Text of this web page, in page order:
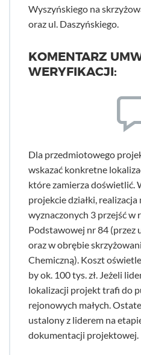
Wyszyńskiego na
oraz ul. Daszyńskiego.
KOMENTARZ
WERYFIKACJI:
Dla przedmiotowego
wskazać konkretne
które zamierza doświetlić.
projekcie działki,
wyznaczonych 3 przejść w
Podstawowej nr 84 (przez
oraz w obrębie
Chemiczną). Koszt
by ok. 100 tys. zł. Jeżeli
lokalizacji projekt trafi do
rejonowych małych.
ustalony z liderem na
dokumentacji projektowej.